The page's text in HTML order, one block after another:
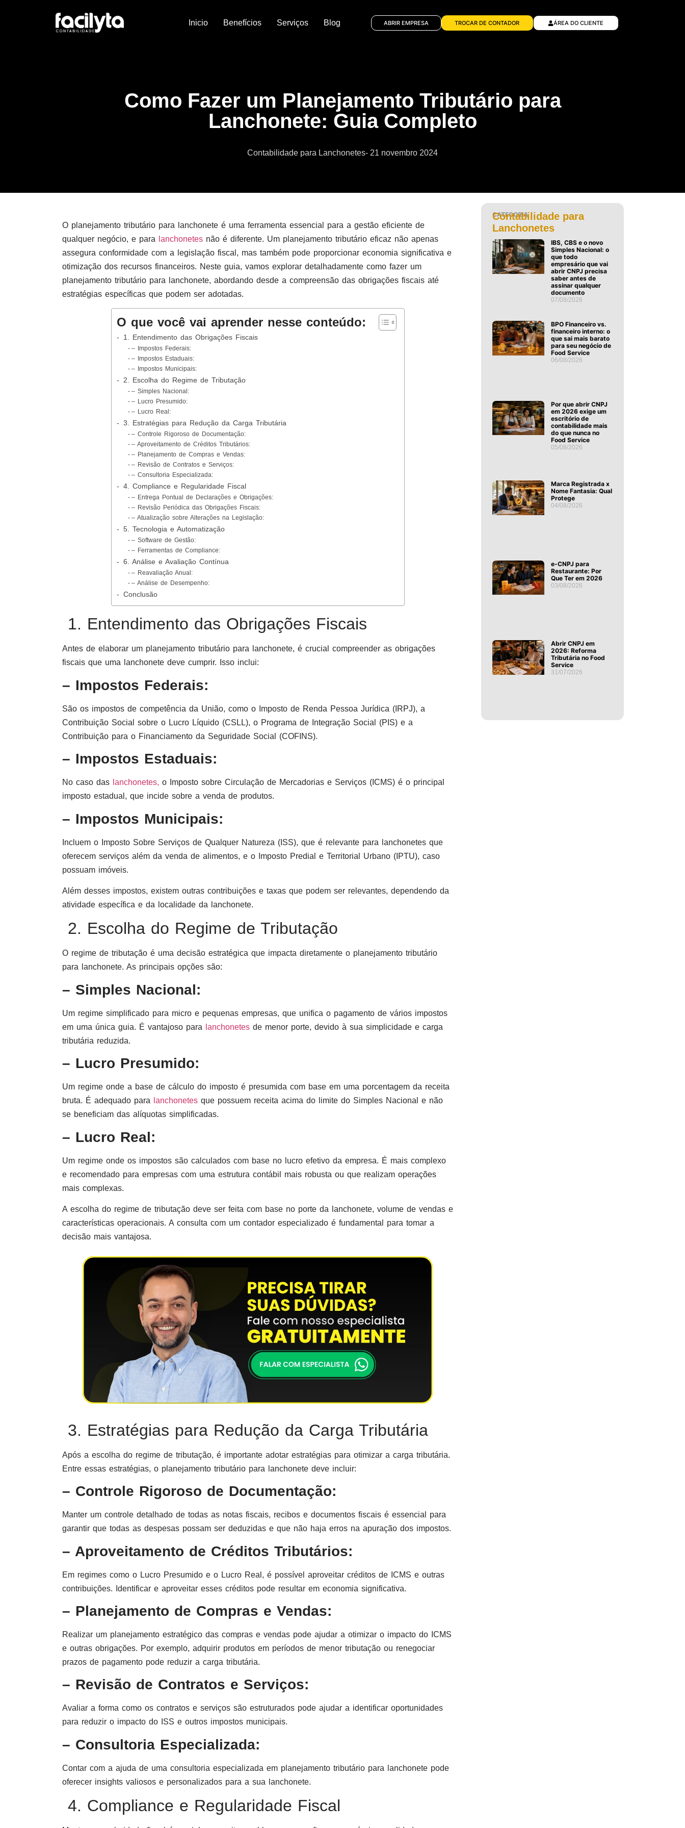
Inicio Benefícios Serviços Blog ABRIR EMPRESA TROCAR DE CONTADOR ÁREA DO CLIENTE
Como Fazer um Planejamento Tributário para
Lanchonete: Guia Completo
Contabilidade para Lanchonetes- 21 novembro 2024
O planejamento tributário para lanchonete é uma ferramenta essencial para a gestão eficiente de
qualquer negócio, e para
lanchonetes não é diferente. Um planejamento tributário eficaz não apenas
assegura conformidade com a legislação fiscal, mas também pode proporcionar economia significativa e
otimização dos recursos financeiros. Neste guia, vamos explorar detalhadamente como fazer um
planejamento tributário para lanchonete, abordando desde a compreensão das obrigações fiscais até
estratégias específicas que podem ser adotadas.
O que você vai aprender nesse conteúdo:
1. Entendimento das Obrigações Fiscais
– Impostos Federais:
– Impostos Estaduais:
– Impostos Municipais:
2. Escolha do Regime de Tributação
– Simples Nacional:
– Lucro Presumido:
– Lucro Real:
3. Estratégias para Redução da Carga Tributária
– Controle Rigoroso de Documentação:
– Aproveitamento de Créditos Tributários:
– Planejamento de Compras e Vendas:
– Revisão de Contratos e Serviços:
– Consultoria Especializada:
4. Compliance e Regularidade Fiscal
– Entrega Pontual de Declarações e Obrigações:
– Revisão Periódica das Obrigações Fiscais:
– Atualização sobre Alterações na Legislação:
5. Tecnologia e Automatização
– Software de Gestão:
– Ferramentas de Compliance:
6. Análise e Avaliação Contínua
– Reavaliação Anual:
– Análise de Desempenho:
Conclusão
1. Entendimento das Obrigações Fiscais
Antes de elaborar um planejamento tributário para lanchonete, é crucial compreender as obrigações
fiscais que uma lanchonete deve cumprir. Isso inclui:
– Impostos Federais:
São os impostos de competência da União, como o Imposto de Renda Pessoa Jurídica (IRPJ), a
Contribuição Social sobre o Lucro Líquido (CSLL), o Programa de Integração Social (PIS) e a
Contribuição para o Financiamento da Seguridade Social (COFINS).
– Impostos Estaduais:
No caso das lanchonetes, o Imposto sobre Circulação de Mercadorias e Serviços (ICMS) é o principal
imposto estadual, que incide sobre a venda de produtos.
– Impostos Municipais:
Incluem o Imposto Sobre Serviços de Qualquer Natureza (ISS), que é relevante para lanchonetes que
oferecem serviços além da venda de alimentos, e o Imposto Predial e Territorial Urbano (IPTU), caso
possuam imóveis.
Além desses impostos, existem outras contribuições e taxas que podem ser relevantes, dependendo da
atividade específica e da localidade da lanchonete.
2. Escolha do Regime de Tributação
O regime de tributação é uma decisão estratégica que impacta diretamente o planejamento tributário
para lanchonete. As principais opções são:
– Simples Nacional:
Um regime simplificado para micro e pequenas empresas, que unifica o pagamento de vários impostos
em uma única guia. É vantajoso para lanchonetes de menor porte, devido à sua simplicidade e carga
tributária reduzida.
– Lucro Presumido:
Um regime onde a base de cálculo do imposto é presumida com base em uma porcentagem da receita
bruta. É adequado para lanchonetes que possuem receita acima do limite do Simples Nacional e não
se beneficiam das alíquotas simplificadas.
– Lucro Real:
Um regime onde os impostos são calculados com base no lucro efetivo da empresa. É mais complexo
e recomendado para empresas com uma estrutura contábil mais robusta ou que realizam operações
mais complexas.
A escolha do regime de tributação deve ser feita com base no porte da lanchonete, volume de vendas e
características operacionais. A consulta com um contador especializado é fundamental para tomar a
decisão mais vantajosa.
3. Estratégias para Redução da Carga Tributária
Após a escolha do regime de tributação, é importante adotar estratégias para otimizar a carga tributária.
Entre essas estratégias, o planejamento tributário para lanchonete deve incluir:
– Controle Rigoroso de Documentação:
Manter um controle detalhado de todas as notas fiscais, recibos e documentos fiscais é essencial para
garantir que todas as despesas possam ser deduzidas e que não haja erros na apuração dos impostos.
– Aproveitamento de Créditos Tributários:
Em regimes como o Lucro Presumido e o Lucro Real, é possível aproveitar créditos de ICMS e outras
contribuições. Identificar e aproveitar esses créditos pode resultar em economia significativa.
– Planejamento de Compras e Vendas:
Realizar um planejamento estratégico das compras e vendas pode ajudar a otimizar o impacto do ICMS
e outras obrigações. Por exemplo, adquirir produtos em períodos de menor tributação ou renegociar
prazos de pagamento pode reduzir a carga tributária.
– Revisão de Contratos e Serviços:
Avaliar a forma como os contratos e serviços são estruturados pode ajudar a identificar oportunidades
para reduzir o impacto do ISS e outros impostos municipais.
– Consultoria Especializada:
Contar com a ajuda de uma consultoria especializada em planejamento tributário para lanchonete pode
oferecer insights valiosos e personalizados para a sua lanchonete.
4. Compliance e Regularidade Fiscal
CATEGORIA
Contabilidade para
Lanchonetes
IBS, CBS e o novo
Simples Nacional: o
que todo
empresário que vai
abrir CNPJ precisa
saber antes de
assinar qualquer
documento
07/08/2026
BPO Financeiro vs.
financeiro interno: o
que sai mais barato
para seu negócio de
Food Service
06/08/2026
Por que abrir CNPJ
em 2026 exige um
escritório de
contabilidade mais
do que nunca no
Food Service
05/08/2026
Marca Registrada x
Nome Fantasia: Qual
Protege
04/08/2026
e-CNPJ para
Restaurante: Por
Que Ter em 2026
03/08/2026
Abrir CNPJ em
2026: Reforma
Tributária no Food
Service
31/07/2026